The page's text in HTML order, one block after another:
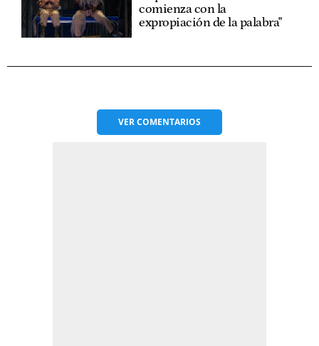
comienza con la
expropiación de la palabra"
VERCOMENTARIOS